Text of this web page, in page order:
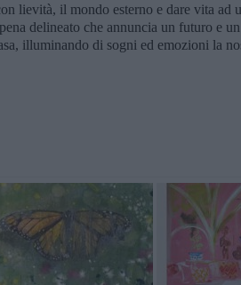
lievità, il mondo esterno e dare vita ad
delineato che annuncia un futuro e
illuminando di sogni ed emozioni la